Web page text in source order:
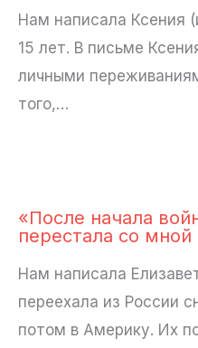
Нам написала Ксения
15 лет. В письме
личными
того,…
«После начала
перестала со
Нам написала
переехала из России
потом в Америку. Их